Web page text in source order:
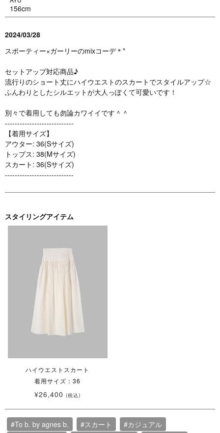
156cm
2024/03/28
スポーティー×ガーリーのmixコーデ＊*
セットアップ対応商品♪
流行りのショート丈にハイウエストのスカートでスタイルアップ☆
ふんわりとしたシルエットが大人っぽくて可愛いです！
別々で着用しても勿論カワイイです＾＾
----------------------------
【着用サイズ】
アウター: 36(Sサイズ)
トップス: 38(Mサイズ)
スカート: 36(Sサイズ)
----------------------------
スタイリングアイテム
ハイウエストスカート
着用サイズ：36
¥26,400 (税込)
#To b. by agnes b. #スカート
#カジュアル